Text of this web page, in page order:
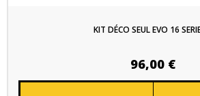
KIT DÉCO SEUL EVO 16
96,00 €